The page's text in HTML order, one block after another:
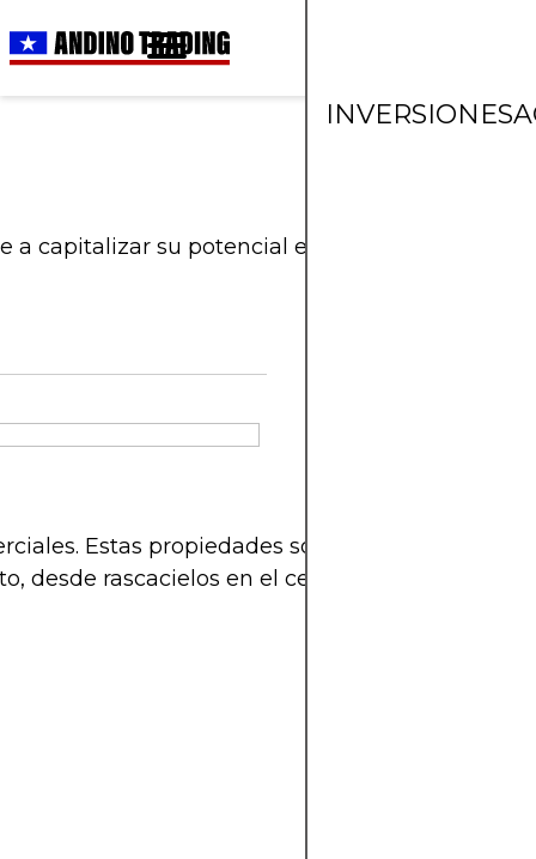
INVERSIONES
capitalizar su potencial en el mercado actual.
Estas propiedades son como el
rascacielos en el centro de la ciudad